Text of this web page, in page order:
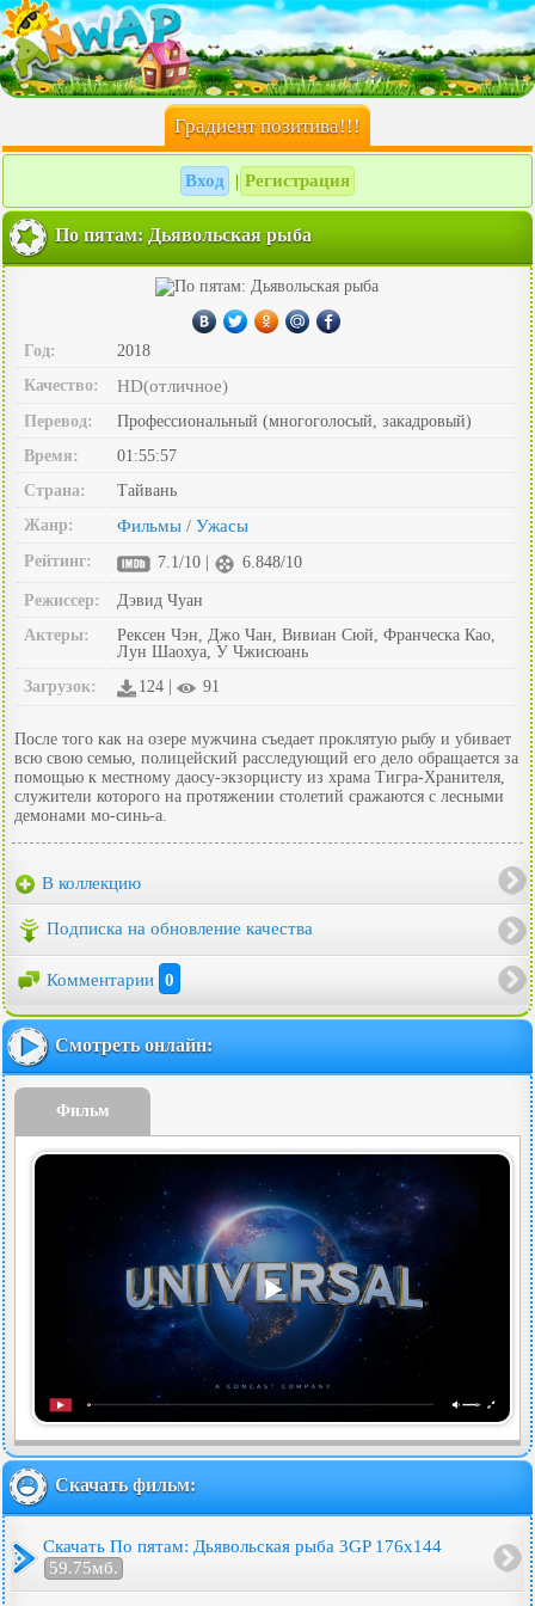
Градиент позитива!!!
Вход Регистрация
По пятам: Дьявольская рыба
Год:
2018
Качество:
HD(отличное)
Перевод:
Профессиональный (многоголосый, закадровый)
Время:
01:55:57
Страна:
Тайвань
Жанр:
Фильмы / Ужасы
Рейтинг: 7.1/10 | 6.848/10
Режиссер:
Дэвид Чуан
Актеры:
Рексен Чэн, Джо Чан, Вивиан Сюй, Франческа Као,
Лун Шаохуа, У Чжисюань
Загрузок:
124 | 91
После того как на озере мужчина съедает проклятую рыбу и убивает
всю свою семью, полицейский расследующий его дело обращается за
помощью к местному даосу-экзорцисту из храма Тигра-Хранителя,
служители которого на протяжении столетий сражаются с лесными
демонами мо-синь-а.
В коллекцию
Подписка на обновление качества
Комментарии 0
Смотреть онлайн:
Фильм
Скачать фильм:
Скачать По пятам: Дьявольская рыба 3GP 176x144
59.75мб.